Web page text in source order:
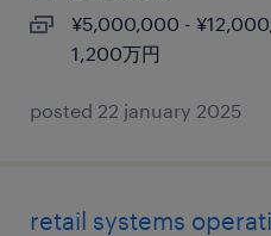
¥5,000,000 -
1,200万円
posted 22 january 2025
retail systems